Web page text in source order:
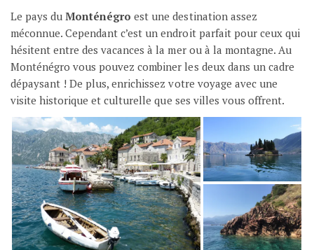
Le pays duMonténégro est une destination assez
méconnue. Cependant c’est un endroit parfait pour ceux qui
hésitent entre des vacances à la mer ou à la montagne. Au
Monténégro vous pouvez combiner les deux dans un cadre
dépaysant ! De plus, enrichissez votre voyage avec une
visite historique et culturelle que ses villes vous offrent.